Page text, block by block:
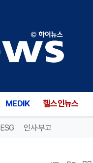
MEDIK 헬스인뉴스
ESG 인사·부고